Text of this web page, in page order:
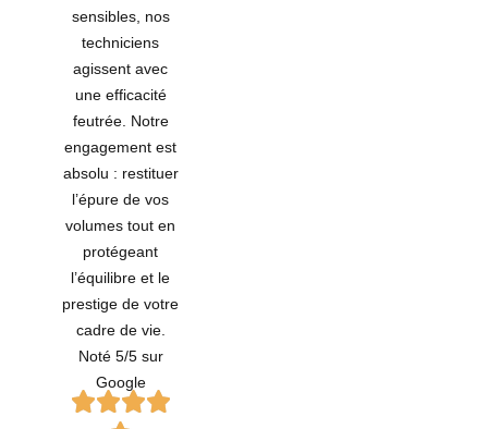
sensibles, nos
techniciens
agissent avec
une efficacité
feutrée. Notre
engagement est
absolu : restituer
l’épure de vos
volumes tout en
protégeant
l’équilibre et le
prestige de votre
cadre de vie.
Noté 5/5 sur
Google